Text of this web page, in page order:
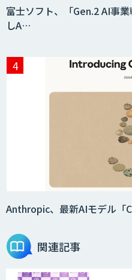
サテライ
音声・
法人向け
ト」
富士ソフト、「Gen.2 AI事
しA…
Anthropic、最新AIモデル「
関連記事